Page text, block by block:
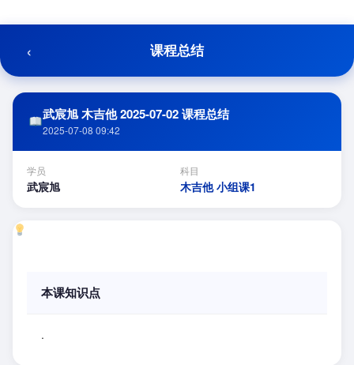
至
容
‹ 课程总结
武宸旭 木吉他 2025-07-02 课程总结
2025-07-08 09:42
学员
武宸旭
科目
木吉他 小组课1
本课知识点
.